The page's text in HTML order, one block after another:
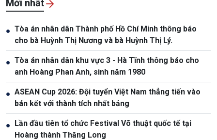
Mới nhất
● Tòa án nhân dân Thành phố Hồ Chí Minh thông báo
cho bà Huỳnh Thị Nương và bà Huỳnh Thị Lý.
● Tòa án nhân dân khu vực 3 - Hà Tĩnh thông báo cho
anh Hoàng Phan Anh, sinh năm 1980
● ASEAN Cup 2026: Đội tuyển Việt Nam thẳng tiến vào
bán kết với thành tích nhất bảng
● Lần đầu tiên tổ chức Festival Võ thuật quốc tế tại
Hoàng thành Thăng Long